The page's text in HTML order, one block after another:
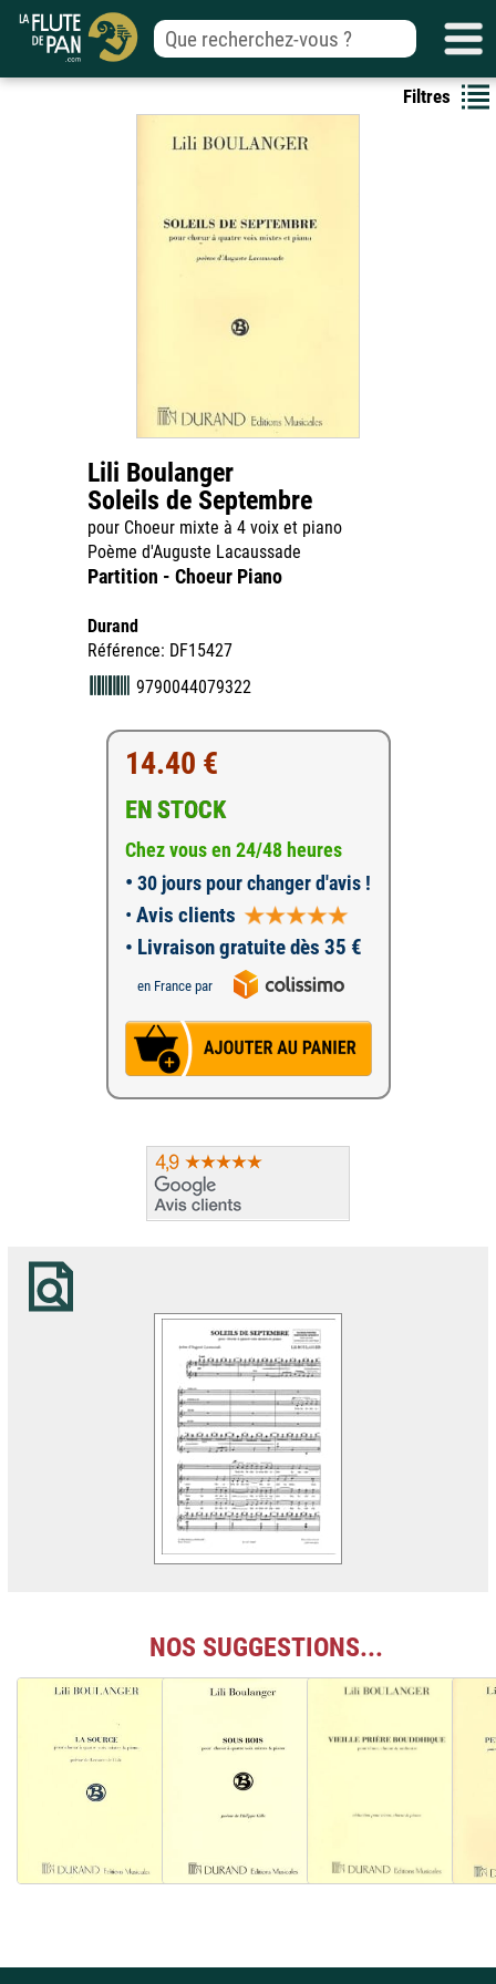
Filtres
Lili Boulanger
Soleils de Septembre
pour Choeur mixte à 4 voix et piano
Poème d'Auguste Lacaussade
Partition - Choeur Piano
Durand
Référence: DF15427
9790044079322
14.40 €
EN STOCK
Chez vous en 24/48 heures
• 30 jours pour changer d'avis !
• Avis clients
• Livraison gratuite dès 35 €
en France par
NOS SUGGESTIONS...